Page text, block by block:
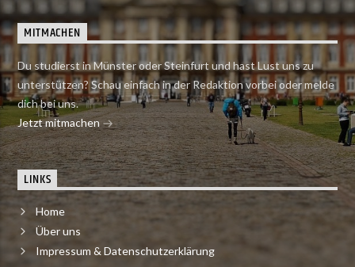
MITMACHEN
Du studierst in Münster oder Steinfurt und hast Lust uns zu
unterstützen? Schau einfach in der Redaktion vorbei oder melde
dich bei uns.
Jetzt mitmachen
LINKS
Home
Über uns
Impressum & Datenschutzerklärung